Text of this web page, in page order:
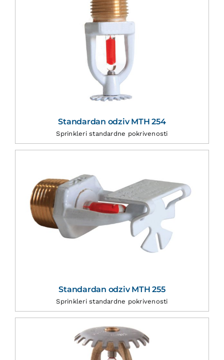
Standardan odziv MTH 254
Sprinkleri standardne pokrivenosti
Standardan odziv MTH 255
Sprinkleri standardne pokrivenosti